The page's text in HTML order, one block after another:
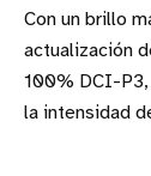
Con un brillo
actualización
100% DCI-
la intensidad